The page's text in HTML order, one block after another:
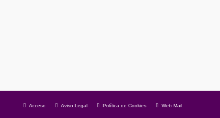
Acceso Aviso Legal Política de Cookies Web Mail